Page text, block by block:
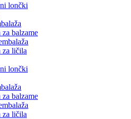
lončki
za balzame
za ličila
lončki
za balzame
za ličila